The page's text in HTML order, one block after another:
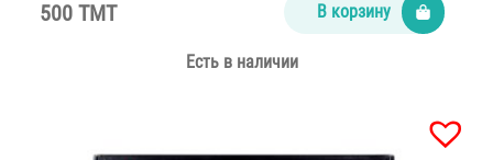
500 TMT В корзину
Есть в наличии